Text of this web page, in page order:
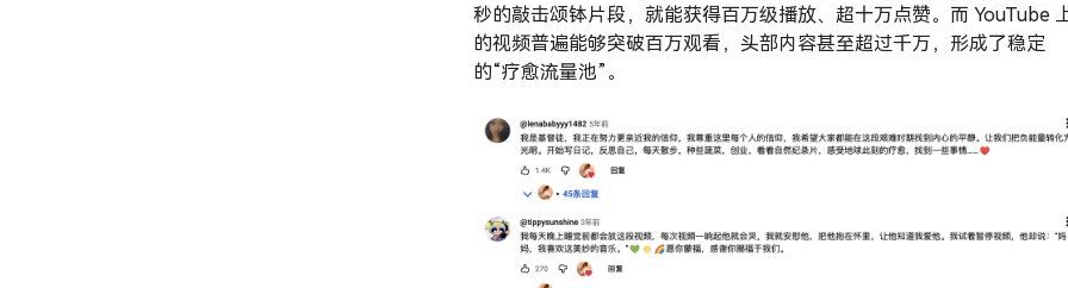
秒的敲击颂钵片段，就能获得百万级播放、超十万点赞。而 YouTube
的视频普遍能够突破百万观看，头部内容甚至超过千万，形成了稳定
的“疗愈流量池”。